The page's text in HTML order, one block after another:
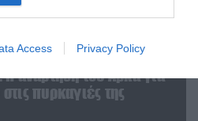
Access Privacy Policy
ανάρτηση του Αρκά για
πυρκαγιές της